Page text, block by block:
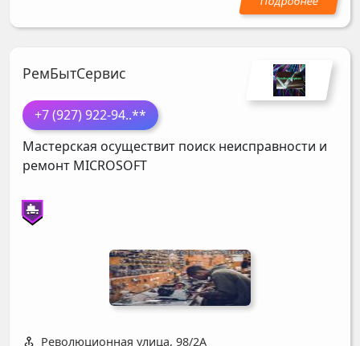
РемБытСервис
+7 (927) 922-94..**
Мастерская осуществит поиск неисправности и
ремонт MICROSOFT
Революционная улица, 98/2А